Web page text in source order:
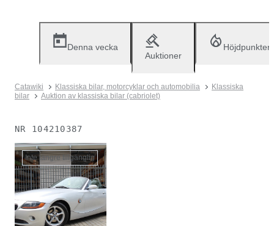
Denna vecka
Auktioner
Höjdpunkter
Catawiki Klassiska bilar, motorcyklar och automobilia
Klassiska
bilar
Auktion av klassiska bilar (cabriolet)
NR 104210387
Inte längre tillgänglig